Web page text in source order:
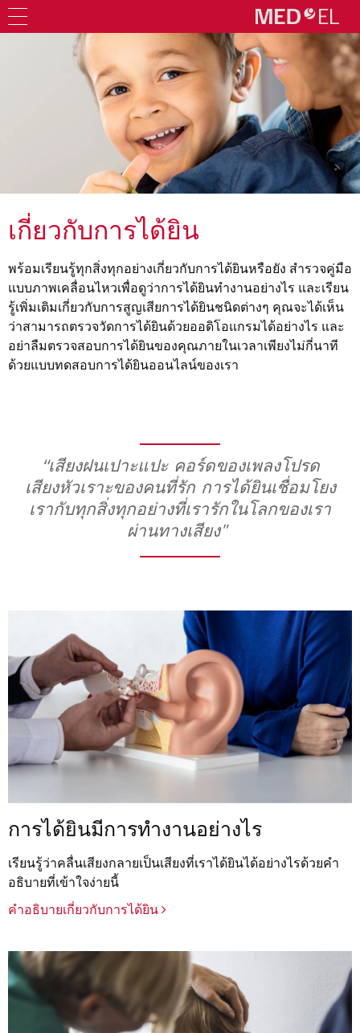
เกี่ยวกับการได้ยิน
พร้อมเรียนรู้ทุกสิ่งทุกอย่างเกี่ยวกับการได้ยินหรือยัง สำรวจคู่มือ
แบบภาพเคลื่อนไหวเพื่อดูว่าการได้ยินทำงานอย่างไร และเรียน
รู้เพิ่มเติมเกี่ยวกับการสูญเสียการได้ยินชนิดต่างๆ คุณจะได้เห็น
ว่าสามารถตรวจวัดการได้ยินด้วยออดิโอแกรมได้อย่างไร และ
อย่าลืมตรวจสอบการได้ยินของคุณภายในเวลาเพียงไม่กี่นาที
ด้วยแบบทดสอบการได้ยินออนไลน์ของเรา
“เสียงฝนเปาะแปะ คอร์ดของเพลงโปรด
เสียงหัวเราะของคนที่รัก การได้ยินเชื่อมโยง
เรากับทุกสิ่งทุกอย่างที่เรารักในโลกของเรา
ผ่านทางเสียง"
การได้ยินมีการทำงานอย่างไร
เรียนรู้ว่าคลื่นเสียงกลายเป็นเสียงที่เราได้ยินได้อย่างไรด้วยคำ
อธิบายที่เข้าใจง่ายนี้
คำอธิบายเกี่ยวกับการได้ยิน